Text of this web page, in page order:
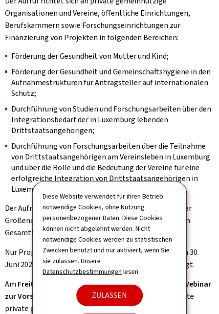
Diese Website verwendet für ihren Betrieb
notwendige Cookies, ohne Nutzung
personenbezogener Daten. Diese Cookies
können nicht abgelehnt werden. Nicht
notwendige Cookies werden zu statistischen
Zwecken benutzt und nur aktiviert, wenn Sie
sie zulassen. Unsere
Datenschutzbestimmungen lesen.
ZULASSEN
Organisationen und Vereine, öffentliche Einrichtungen,
Berufskammern sowie Forschungseinrichtungen zur
Finanzierung von Projekten in folgenden Bereichen:
Förderung der Gesundheit von Mutter und Kind;
Förderung der Gesundheit und Gemeinschaftshygiene in den
Aufnahmestrukturen für Antragsteller auf internationalen
Schutz;
Durchführung von Studien und Forschungsarbeiten über den
Integrationsbedarf der in Luxemburg lebenden
Drittstaatsangehörigen;
Durchführung von Forschungsarbeiten über die Teilnahme
von Drittstaatsangehörigen am Vereinsleben in Luxemburg
und über die Rolle und die Bedeutung der Vereine für eine
erfolgreiche Integration von Drittstaatsangehörigen in
Luxemburg.
Der Aufruf sieht die Finanzierung von Projekten ab einer
Größenordnung von 50.000 € pro Projekt vor, mit einem
Gesamtbudget von 740.000 €.
Nur Projekte, die zwischen dem 1. Januar 2021 und dem 30.
Juni 2022 umgesetzt werden, sind förderungsberechtigt.
Am Freitag, den 17. Juli 2020 findet um 10.00 Uhr ein Webinar
zur Vorstellung des Projektaufrufes
statt. Interessierte
private gemeinnützige Organisationen und Vereine,